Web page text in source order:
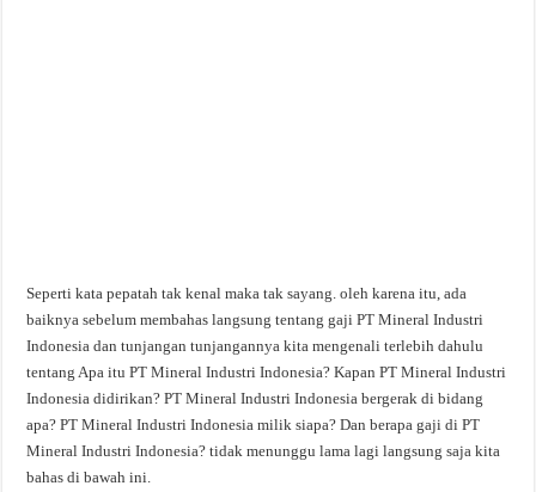
Seperti kata pepatah tak kenal maka tak sayang. oleh karena itu, ada
baiknya sebelum membahas langsung tentang gaji PT Mineral Industri
Indonesia dan tunjangan tunjangannya kita mengenali terlebih dahulu
tentang Apa itu PT Mineral Industri Indonesia? Kapan PT Mineral Industri
Indonesia didirikan? PT Mineral Industri Indonesia bergerak di bidang
apa? PT Mineral Industri Indonesia milik siapa? Dan berapa gaji di PT
Mineral Industri Indonesia? tidak menunggu lama lagi langsung saja kita
bahas di bawah ini.